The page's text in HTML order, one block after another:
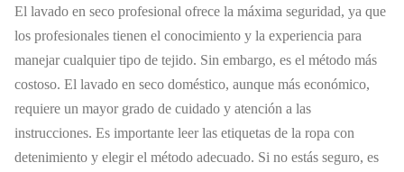
El lavado en seco profesional ofrece la máxima seguridad, ya que
los profesionales tienen el conocimiento y la experiencia para
manejar cualquier tipo de tejido. Sin embargo, es el método más
costoso. El lavado en seco doméstico, aunque más económico,
requiere un mayor grado de cuidado y atención a las
instrucciones. Es importante leer las etiquetas de la ropa con
detenimiento y elegir el método adecuado. Si no estás seguro, es